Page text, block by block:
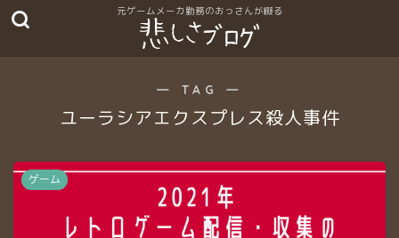
― TAG ―
ユーラシアエクスプレス殺人事件
ゲーム